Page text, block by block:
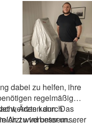
dabei zu helfen, ihre
kann. Das
Arzt wird unter unserer
Ärzten durch
zu verbessern.